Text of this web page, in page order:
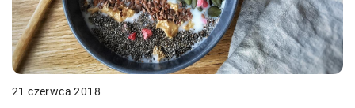
21 czerwca 2018